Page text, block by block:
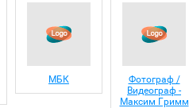
МБК
Фотограф /
Видеограф -
Максим Гримм